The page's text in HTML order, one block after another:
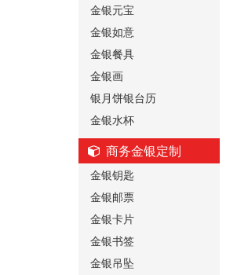
金银元宝
金银如意
金银餐具
金银画
银月饼银台历
金银水杯
商务金银定制
金银钥匙
金银邮票
金银卡片
金银书签
金银吊坠